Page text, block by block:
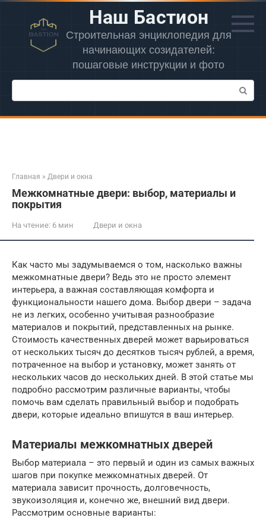
Перейти
контенту
Наш Бастион
Строительная энциклопедия для
начинающих созидателей:
пошаговые инструкции и фото
Поиск:
Главная » Двери и окна
Межкомнатные двери: выбор, материалы и
покрытия
На чтение: 6 мин Двери и окна
Как часто мы задумываемся о том, насколько важны
межкомнатные двери? Ведь это не просто элемент
интерьера, а важная составляющая комфорта и
функциональности нашего дома. Выбор двери – задача
не из легких, особенно учитывая разнообразие
материалов и покрытий, представленных на рынке.
Стоимость качественных дверей может варьироваться
от нескольких тысяч до десятков тысяч рублей, а время,
потраченное на выбор и установку, может занять от
нескольких часов до нескольких дней. В этой статье мы
подробно рассмотрим различные варианты, чтобы
помочь вам сделать правильный выбор и подобрать
двери, которые идеально впишутся в ваш интерьер.
Материалы межкомнатных дверей
Выбор материала – это первый и один из самых важных
шагов при покупке межкомнатных дверей. От
материала зависит прочность, долговечность,
звукоизоляция и, конечно же, внешний вид двери.
Рассмотрим основные варианты: